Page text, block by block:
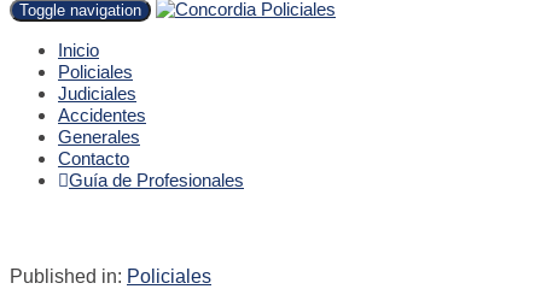
Toggle navigation
Inicio
Policiales
Judiciales
Accidentes
Generales
Contacto
Guía de Profesionales
Published in: Policiales